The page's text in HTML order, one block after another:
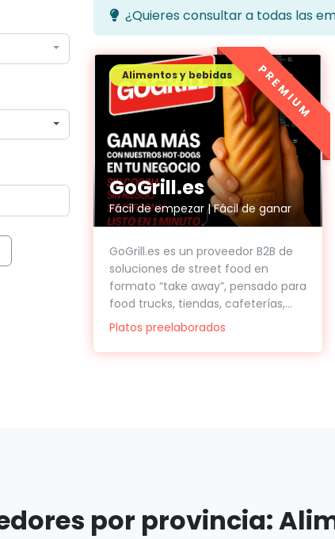
¿Quieres consultar a todas las
GoGrill.es
Fácil de empezar | Fácil de ganar
Alimentos y bebidas
GoGrill.es es un proveedor B2B de
soluciones de street food en
formato “take away”, pensado para
food trucks, tiendas, cafeterías,...
Platos preelaborados
PREMIUM
por provincia: